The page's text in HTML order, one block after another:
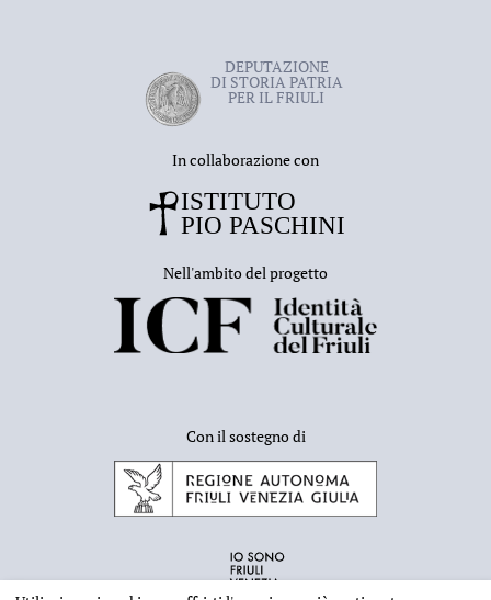
DEPUTAZIONE
DI STORIA PATRIA
PER IL FRIULI
In collaborazione con
Nell'ambito del progetto
Con il sostegno di